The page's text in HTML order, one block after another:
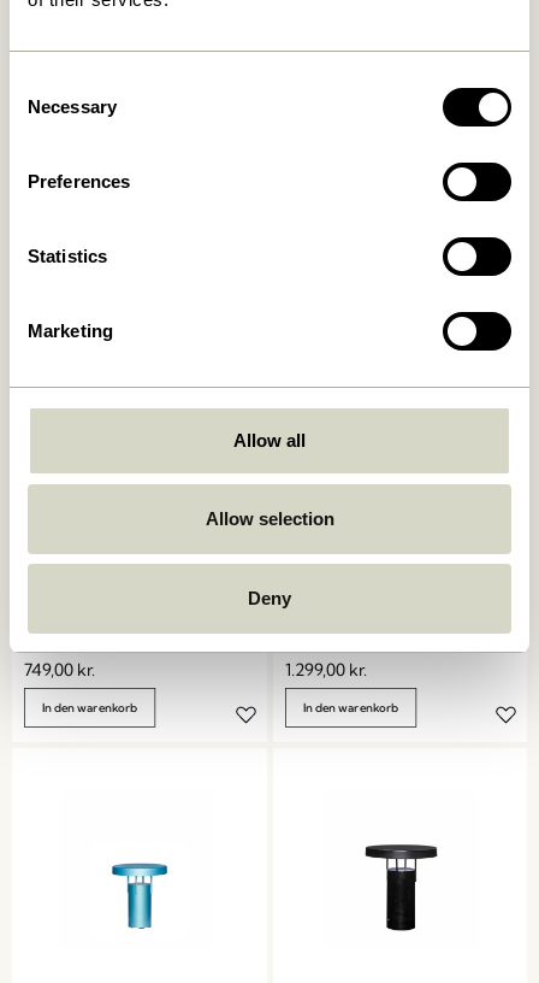
Selection
Necessary
Preferences
Statistics
Marketing
Allow all
Allow selection
Deny
Mini Metallic Bordeaux
749,00 kr.
In den warenkorb
BringMe Tragbare Lampe
1.299,00 kr.
In den warenkorb